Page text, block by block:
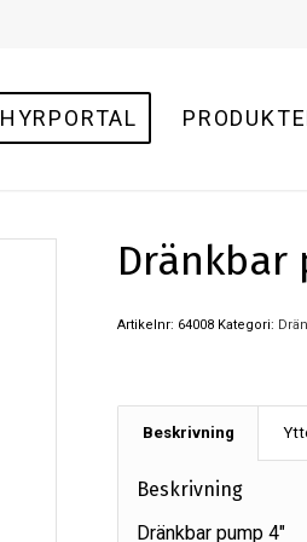
HYRPORTAL
Dränkbar
Artikelnr: 64008 Kategori:
Beskrivning
Beskrivning
Dränkbar pump 4″